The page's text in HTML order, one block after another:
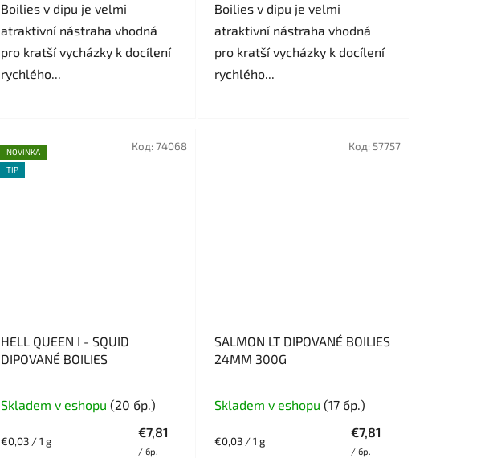
Boilies v dipu je velmi
atraktivní nástraha vhodná
pro kratší vycházky k docílení
rychlého...
от
5
звезди.
Boilies v dipu je velmi
atraktivní nástraha vhodná
pro kratší vycházky k docílení
rychlého...
NOVINKA
TIP
HELL QUEEN I - SQUID
DIPOVANÉ BOILIES
Skladem v eshopu (20 бр.)
€7,81
/ бр.
Измерване
€0,03 / 1 g
Код: 74068
SALMON LT DIPOVANÉ BOILIES
24MM 300G
Skladem v eshopu (17 бр.)
€7,81
/ бр.
Измерване
€0,03 / 1 g
Код: 57757